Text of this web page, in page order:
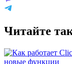
Читайте